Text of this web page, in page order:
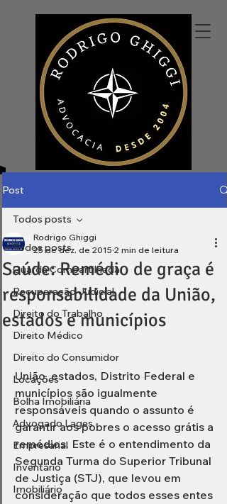
Post
Todos posts
Guarda Compartilhada
Recuperação Judicial
Direito do Trabalho
Direito Médico
Direito do Consumidor
Locações
Bolha Imobiliária
Advogado Lages
Empresarial
Inventário
Imobiliário
Todos posts
Saúde: Remédio de graça é
responsabilidade da União,
estados e municípios
Rodrigo Ghiggi
25 de dez. de 2015 2 min de leitura
União, estados, Distrito Federal e
municípios são igualmente
responsáveis quando o assunto é
garantir aos pobres o acesso grátis a
remédios. Este é o entendimento da
Segunda Turma do Superior Tribunal
de Justiça (STJ), que levou em
consideração que todos esses entes